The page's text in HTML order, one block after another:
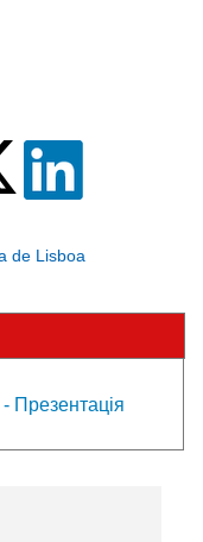
de Lisboa
Презентація